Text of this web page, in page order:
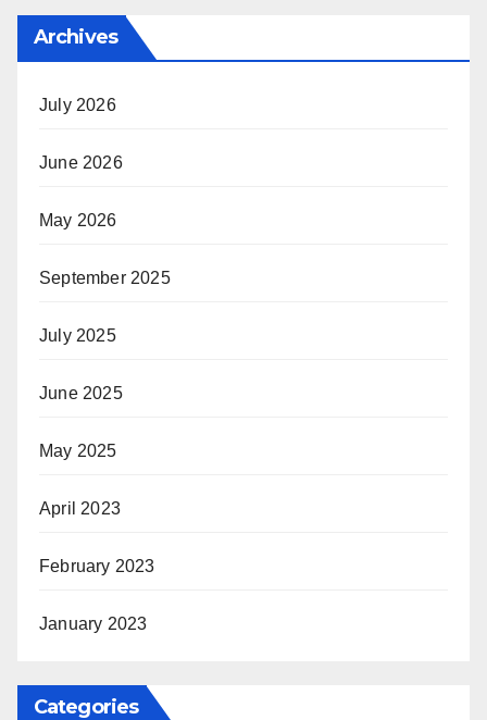
Archives
July 2026
June 2026
May 2026
September 2025
July 2025
June 2025
May 2025
April 2023
February 2023
January 2023
Categories